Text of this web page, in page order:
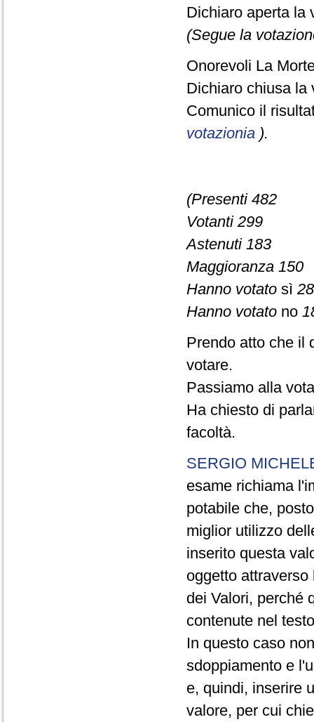
Dichiaro aperta la
(Segue la
Onorevoli La
Dichiaro chiusa la
Comunico il
votazionia ).
(Presenti 482
Votanti 299
Astenuti 183
Maggioranza 150
Hanno votato sì
Hanno votato no
Prendo atto che il
votare.
Passiamo alla
Ha chiesto di
facoltà.
SERGIO
esame richiama
potabile che,
miglior utilizzo
inserito questa
oggetto
dei Valori, perché
contenute nel
In questo caso
sdoppiamento e
e, quindi, inserire
valore, per cui